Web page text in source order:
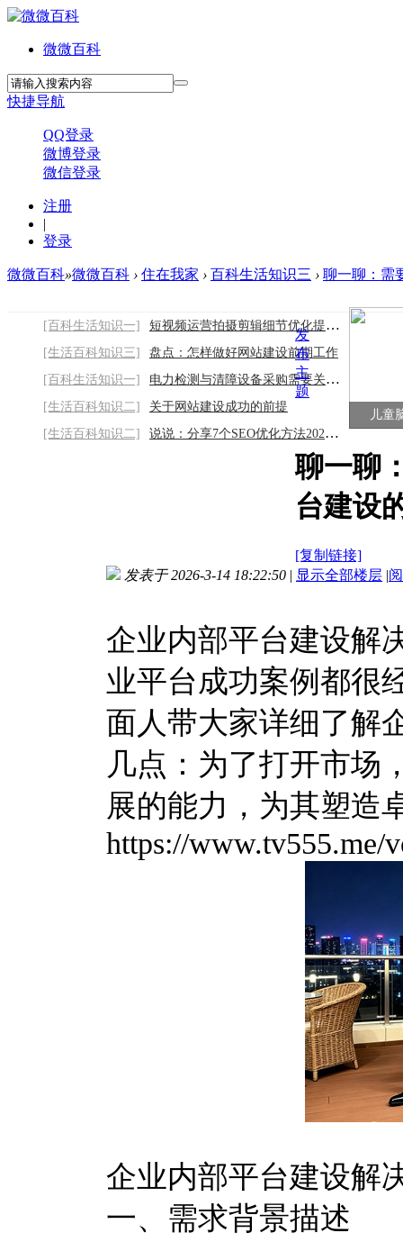
微微百科
快捷导航
QQ登录
微博登录
微信登录
注册
|
登录
微微百科»微微百科 › 住在我家 › 百科生活知识三 › 聊一聊：需
[百科生活知识一]
短视频运营拍摄剪辑细节优化提升作品质感
[生活百科知识三]
盘点：怎样做好网站建设前期工作
[百科生活知识一]
电力检测与清障设备采购需要关注哪些因素
[生活百科知识二]
关于网站建设成功的前提
[生活百科知识二]
说说：分享7个SEO优化方法2026/8/7
儿童
发
布
主
题
聊一聊
台建设
[复制链接]
发表于 2026-3-14 18:22:50 | 显示全部楼层 |
企业内部平台建设解
业平台成功案例都很
面人带大家详细了解
几点：为了打开市场
展的能力，为其塑造
https://www.tv555.me/
企业内部平台建设解
一、需求背景描述